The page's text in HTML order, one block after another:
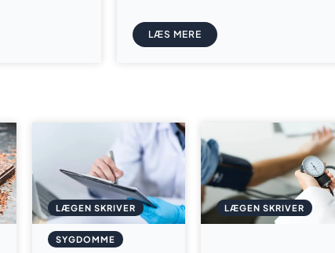
LÆS MERE
LÆGEN SKRIVER
SYGDOMME
LÆGEN SKRIVER